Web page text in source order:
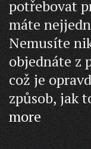
potřebovat
máte
Nemusíte
objednáte z
což je
způsob, jak
more
sůl